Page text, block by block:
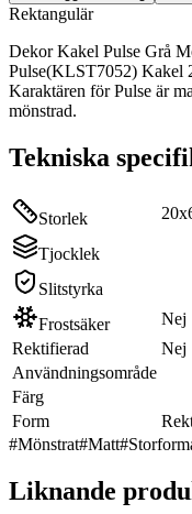
Rektangulär
Dekor Kakel Pulse Grå
Pulse(KLST7052) Kakel
Karaktären för Pulse är
mönstrad.
Tekniska
Storlek
Tjocklek
Slitstyrka
Frostsäker
Nej
Rektifierad
Nej
Användningsområde
Färg
Form
#Mönstrat#Matt#
Liknande